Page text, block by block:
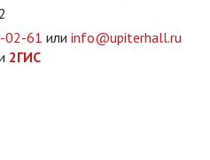
02-61 или info@upiterhall.ru
2ГИС